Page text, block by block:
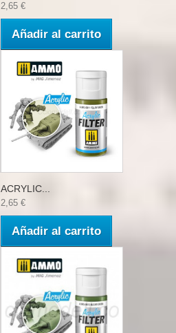
2,65 €
Añadir al carrito
ACRYLIC...
2,65 €
Añadir al carrito